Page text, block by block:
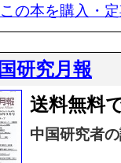
の本を購入・
研究月報
送料無料
中国研究者